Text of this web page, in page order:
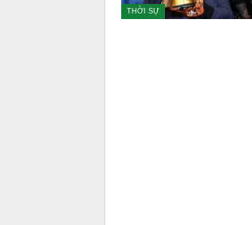
THỜI SỰ